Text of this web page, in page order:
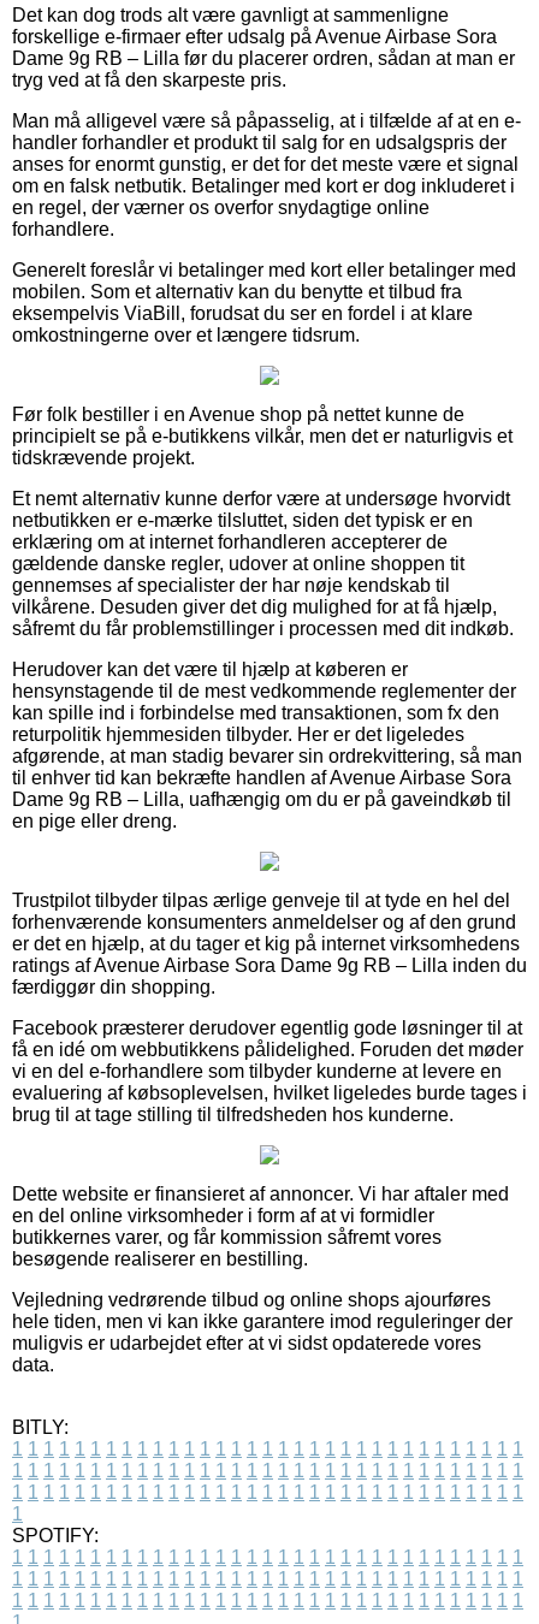
Det kan dog trods alt være gavnligt at sammenligne
forskellige e-firmaer efter udsalg på Avenue Airbase Sora
Dame 9g RB – Lilla før du placerer ordren, sådan at man er
tryg ved at få den skarpeste pris.
Man må alligevel være så påpasselig, at i tilfælde af at en e-
handler forhandler et produkt til salg for en udsalgspris der
anses for enormt gunstig, er det for det meste være et signal
om en falsk netbutik. Betalinger med kort er dog inkluderet i
en regel, der værner os overfor snydagtige online
forhandlere.
Generelt foreslår vi betalinger med kort eller betalinger med
mobilen. Som et alternativ kan du benytte et tilbud fra
eksempelvis ViaBill, forudsat du ser en fordel i at klare
omkostningerne over et længere tidsrum.
Før folk bestiller i en Avenue shop på nettet kunne de
principielt se på e-butikkens vilkår, men det er naturligvis et
tidskrævende projekt.
Et nemt alternativ kunne derfor være at undersøge hvorvidt
netbutikken er e-mærke tilsluttet, siden det typisk er en
erklæring om at internet forhandleren accepterer de
gældende danske regler, udover at online shoppen tit
gennemses af specialister der har nøje kendskab til
vilkårene. Desuden giver det dig mulighed for at få hjælp,
såfremt du får problemstillinger i processen med dit indkøb.
Herudover kan det være til hjælp at køberen er
hensynstagende til de mest vedkommende reglementer der
kan spille ind i forbindelse med transaktionen, som fx den
returpolitik hjemmesiden tilbyder. Her er det ligeledes
afgørende, at man stadig bevarer sin ordrekvittering, så man
til enhver tid kan bekræfte handlen af Avenue Airbase Sora
Dame 9g RB – Lilla, uafhængig om du er på gaveindkøb til
en pige eller dreng.
Trustpilot tilbyder tilpas ærlige genveje til at tyde en hel del
forhenværende konsumenters anmeldelser og af den grund
er det en hjælp, at du tager et kig på internet virksomhedens
ratings af Avenue Airbase Sora Dame 9g RB – Lilla inden du
færdiggør din shopping.
Facebook præsterer derudover egentlig gode løsninger til at
få en idé om webbutikkens pålidelighed. Foruden det møder
vi en del e-forhandlere som tilbyder kunderne at levere en
evaluering af købsoplevelsen, hvilket ligeledes burde tages i
brug til at tage stilling til tilfredsheden hos kunderne.
Dette website er finansieret af annoncer. Vi har aftaler med
en del online virksomheder i form af at vi formidler
butikkernes varer, og får kommission såfremt vores
besøgende realiserer en bestilling.
Vejledning vedrørende tilbud og online shops ajourføres
hele tiden, men vi kan ikke garantere imod reguleringer der
muligvis er udarbejdet efter at vi sidst opdaterede vores
data.
BITLY:
1 1 1 1 1 1 1 1 1 1 1 1 1 1 1 1 1 1 1 1 1 1 1 1 1 1 1 1 1 1 1 1 1
1 1 1 1 1 1 1 1 1 1 1 1 1 1 1 1 1 1 1 1 1 1 1 1 1 1 1 1 1 1 1 1 1
1 1 1 1 1 1 1 1 1 1 1 1 1 1 1 1 1 1 1 1 1 1 1 1 1 1 1 1 1 1 1 1 1
1
SPOTIFY:
1 1 1 1 1 1 1 1 1 1 1 1 1 1 1 1 1 1 1 1 1 1 1 1 1 1 1 1 1 1 1 1 1
1 1 1 1 1 1 1 1 1 1 1 1 1 1 1 1 1 1 1 1 1 1 1 1 1 1 1 1 1 1 1 1 1
1 1 1 1 1 1 1 1 1 1 1 1 1 1 1 1 1 1 1 1 1 1 1 1 1 1 1 1 1 1 1 1 1